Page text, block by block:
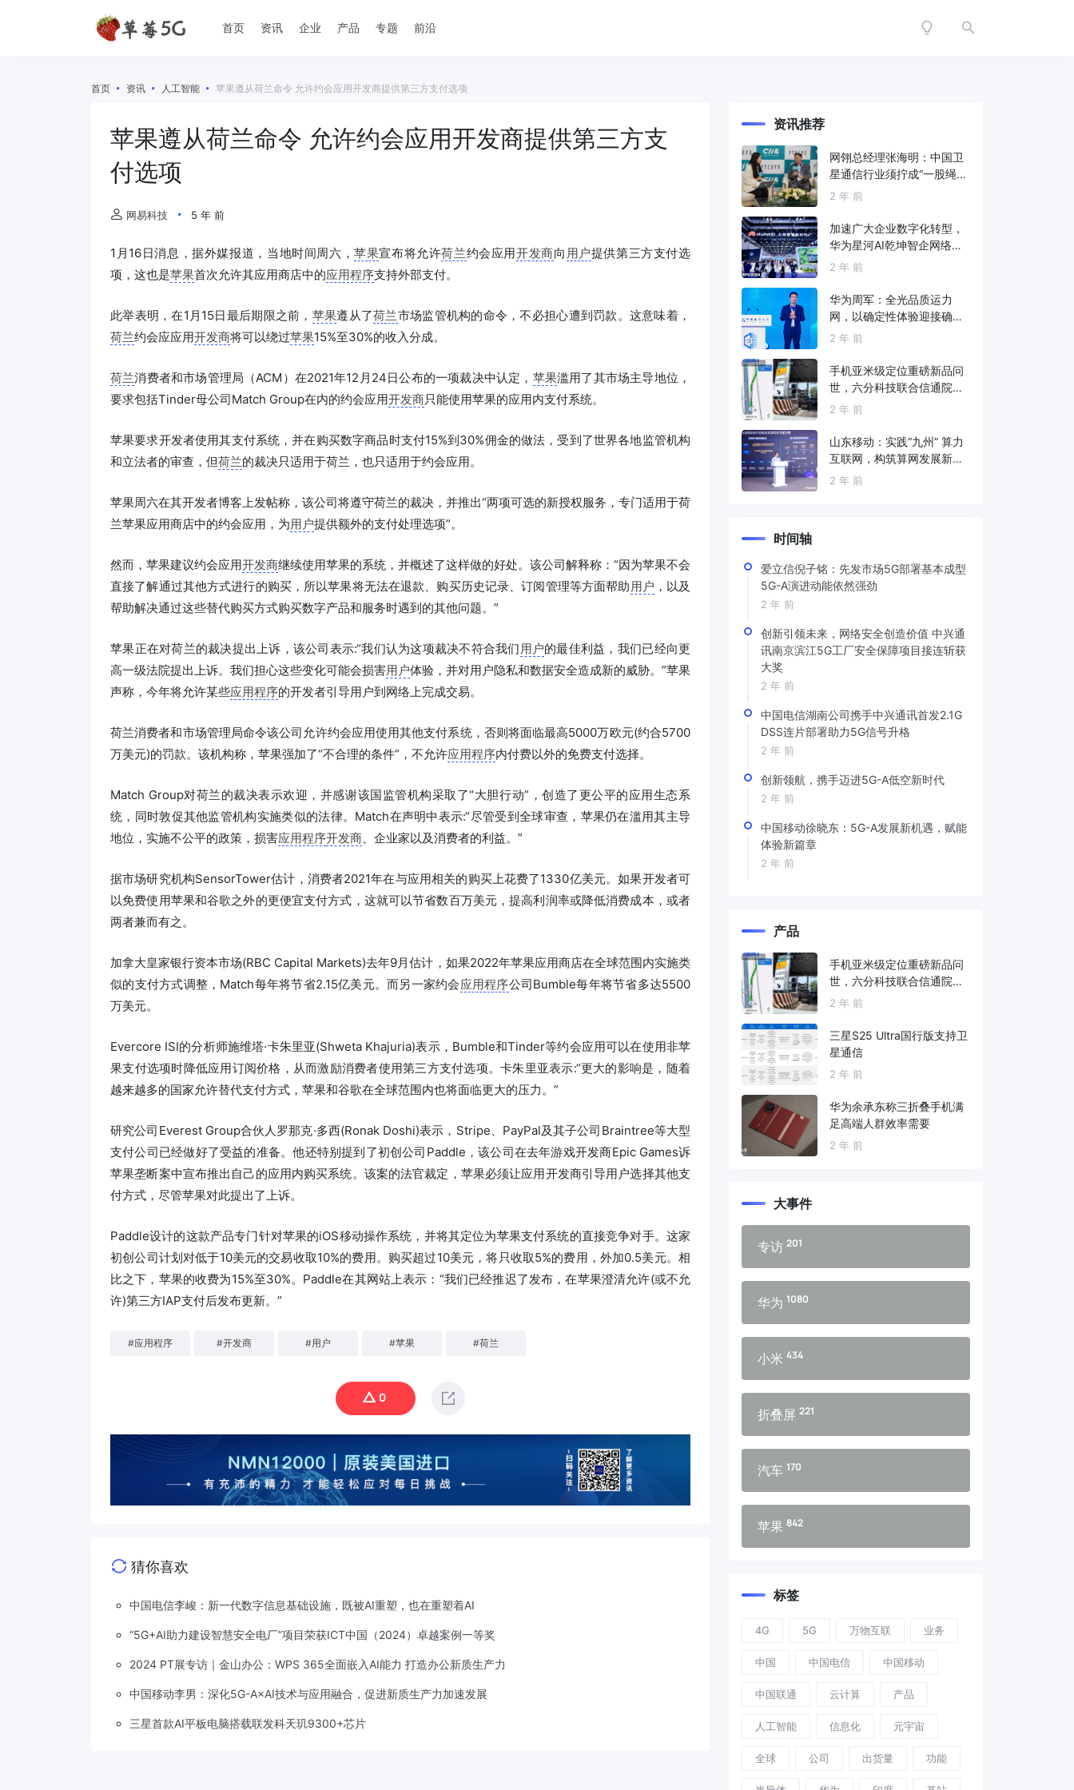
首页 资讯 企业 产品 专题 前沿
首页 资讯 人工智能 苹果遵从荷兰命令 允许约会应用开发商提供第三方支付选项
苹果遵从荷兰命令 允许约会应用开发商提供第三方支
付选项
网易科技 5 年 前
1月16日消息，据外媒报道，当地时间周六，苹果宣布将允许荷兰约会应用开发商向 用户提供第三方支付选
项，这也是苹果首次允许其应用商店中的应用程序支持外部支付。
此举表明，在1月15日最后期限之前， 苹果遵从了荷兰市场监管机构的命令，不必担心遭到罚款。这意味着，
荷兰约会应应用开发商将可以绕过苹果15%至30%的收入分成。
荷兰消费者和市场管理局（ACM）在2021年12月24日公布的一项裁决中认定， 苹果滥用了其市场主导地位，
要求包括Tinder母公司Match Group在内的约会应用开发商只能使用苹果的应用内支付系统。
苹果要求开发者使用其支付系统，并在购买数字商品时支付15%到30%佣金的做法，受到了世界各地监管机构
和立法者的审查，但荷兰的裁决只适用于荷兰，也只适用于约会应用。
苹果周六在其开发者博客上发帖称，该公司将遵守荷兰的裁决，并推出“两项可选的新授权服务，专门适用于荷
兰苹果应用商店中的约会应用，为用户提供额外的支付处理选项”。
然而，苹果建议约会应用开发商继续使用苹果的系统，并概述了这样做的好处。该公司解释称：“因为苹果不会
直接了解通过其他方式进行的购买，所以苹果将无法在退款、购买历史记录、订阅管理等方面帮助 用户 ，以及
帮助解决通过这些替代购买方式购买数字产品和服务时遇到的其他问题。”
苹果正在对荷兰的裁决提出上诉，该公司表示:“我们认为这项裁决不符合我们 用户的最佳利益，我们已经向更
高一级法院提出上诉。我们担心这些变化可能会损害用户体验，并对用户隐私和数据安全造成新的威胁。”苹果
声称，今年将允许某些应用程序的开发者引导用户到网络上完成交易。
荷兰消费者和市场管理局命令该公司允许约会应用使用其他支付系统，否则将面临最高5000万欧元(约合5700
万美元)的罚款。该机构称，苹果强加了“不合理的条件”，不允许应用程序内付费以外的免费支付选择。
Match Group对荷兰的裁决表示欢迎，并感谢该国监管机构采取了“大胆行动”，创造了更公平的应用生态系
统，同时敦促其他监管机构实施类似的法律。Match在声明中表示:“尽管受到全球审查，苹果仍在滥用其主导
地位，实施不公平的政策，损害应用程序开发商 、企业家以及消费者的利益。”
据市场研究机构SensorTower估计，消费者2021年在与应用相关的购买上花费了1330亿美元。如果开发者可
以免费使用苹果和谷歌之外的更便宜支付方式，这就可以节省数百万美元，提高利润率或降低消费成本，或者
两者兼而有之。
加拿大皇家银行资本市场(RBC Capital Markets)去年9月估计，如果2022年苹果应用商店在全球范围内实施类
似的支付方式调整，Match每年将节省2.15亿美元。而另一家约会应用程序公司Bumble每年将节省多达5500
万美元。
Evercore ISI的分析师施维塔·卡朱里亚(Shweta Khajuria)表示，Bumble和Tinder等约会应用可以在使用非苹
果支付选项时降低应用订阅价格，从而激励消费者使用第三方支付选项。卡朱里亚表示:“更大的影响是，随着
越来越多的国家允许替代支付方式，苹果和谷歌在全球范围内也将面临更大的压力。”
研究公司Everest Group合伙人罗那克·多西(Ronak Doshi)表示，Stripe、PayPal及其子公司Braintree等大型
支付公司已经做好了受益的准备。他还特别提到了初创公司Paddle，该公司在去年游戏开发商Epic Games诉
苹果垄断案中宣布推出自己的应用内购买系统。该案的法官裁定，苹果必须让应用开发商引导用户选择其他支
付方式，尽管苹果对此提出了上诉。
Paddle设计的这款产品专门针对苹果的iOS移动操作系统，并将其定位为苹果支付系统的直接竞争对手。这家
初创公司计划对低于10美元的交易收取10%的费用。购买超过10美元，将只收取5%的费用，外加0.5美元。相
比之下，苹果的收费为15%至30%。Paddle在其网站上表示：“我们已经推迟了发布，在苹果澄清允许(或不允
许)第三方IAP支付后发布更新。”
#应用程序 #开发商 #用户 #苹果 #荷兰
0
猜你喜欢
中国电信李峻：新一代数字信息基础设施，既被AI重塑，也在重塑着AI
“5G+AI助力建设智慧安全电厂”项目荣获ICT中国（2024）卓越案例一等奖
2024 PT展专访｜金山办公：WPS 365全面嵌入AI能力 打造办公新质生产力
中国移动李男：深化5G-A×AI技术与应用融合，促进新质生产力加速发展
三星首款AI平板电脑搭载联发科天玑9300+芯片
资讯推荐
网翎总经理张海明：中国卫
星通信行业须拧成“一股绳”
共同打造垂直产业链
2 年 前
加速广大企业数字化转型，
华为星河AI乾坤智企网络解
决方案亮相2024中国国际信
2 年 前
华为周军：全光品质运力
网，以确定性体验迎接确定
性的智能时代
2 年 前
手机亚米级定位重磅新品问
世，六分科技联合信通院发
布免费服务
2 年 前
山东移动：实践“九州” 算力
互联网，构筑算网发展新底
座
2 年 前
时间轴
爱立信倪子铭：先发市场5G部署基本成型
5G-A演进动能依然强劲
2 年 前
创新引领未来，网络安全创造价值 中兴通
讯南京滨江5G工厂安全保障项目接连斩获
大奖
2 年 前
中国电信湖南公司携手中兴通讯首发2.1G
DSS连片部署助力5G信号升格
2 年 前
创新领航，携手迈进5G-A低空新时代
2 年 前
中国移动徐晓东：5G-A发展新机遇，赋能
体验新篇章
2 年 前
产品
手机亚米级定位重磅新品问
世，六分科技联合信通院发
布免费服务
2 年 前
三星S25 Ultra国行版支持卫
星通信
2 年 前
华为余承东称三折叠手机满
足高端人群效率需要
2 年 前
大事件
专访 201
华为 1080
小米 434
折叠屏 221
汽车 170
苹果 842
标签
4G 5G 万物互联 业务
中国 中国电信 中国移动
中国联通 云计算 产品
人工智能 信息化 元宇宙
全球 公司 出货量 功能